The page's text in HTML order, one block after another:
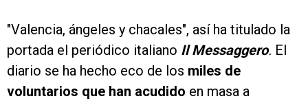
"Valencia, ángeles y chacales", así ha titulado la
portada el periódico italiano Il Messaggero. El
diario se ha hecho eco de los miles de
voluntarios que han acudido en masa a